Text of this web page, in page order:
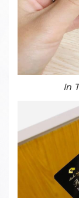
In